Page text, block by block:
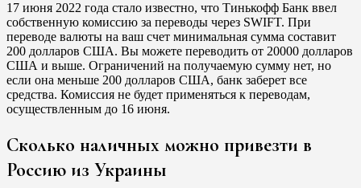
17 июня 2022 года стало известно, что Тинькофф Банк ввел
собственную комиссию за переводы через SWIFT. При
переводе валюты на ваш счет минимальная сумма составит
200 долларов США. Вы можете переводить от 20000 долларов
США и выше. Ограничений на получаемую сумму нет, но
если она меньше 200 долларов США, банк заберет все
средства. Комиссия не будет применяться к переводам,
осуществленным до 16 июня.
Сколько наличных можно привезти в
Россию из Украины